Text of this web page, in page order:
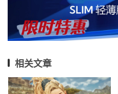
相关文章